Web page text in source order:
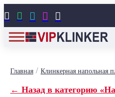
    
Главная/ Клинкерная напольная
← Назад в категорию